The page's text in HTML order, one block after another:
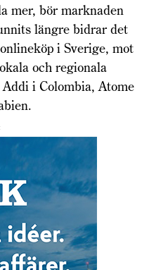
mer, bör marknaden
längre bidrar det
i Sverige, mot
och regionala
i Colombia, Atome